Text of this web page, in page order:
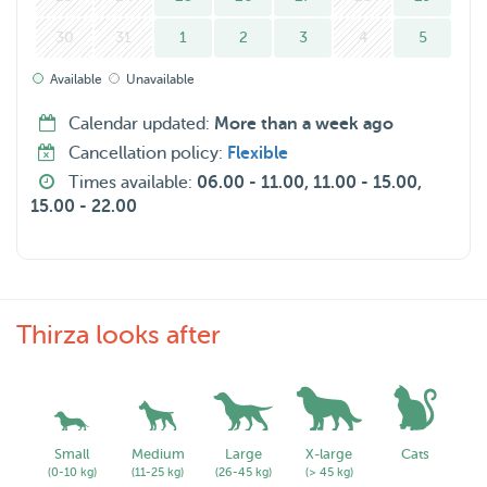
30 31 1 2 3 4 5
Available Unavailable
Calendar updated: More than a week ago
Cancellation policy: Flexible
Times available: 06.00 - 11.00, 11.00 - 15.00,
15.00 - 22.00
Thirza looks after
Small
(0-10 kg)
Medium
(11-25 kg)
Large
(26-45 kg)
X-large
(> 45 kg)
Cats